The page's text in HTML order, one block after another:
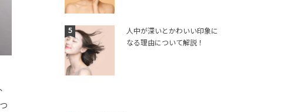
5
人中が深いとかわいい印象に
なる理由について解説！